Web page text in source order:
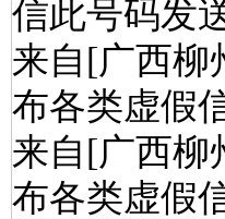
信此号码发
来自[广西柳
布各类虚假
来自[广西柳
布各类虚假